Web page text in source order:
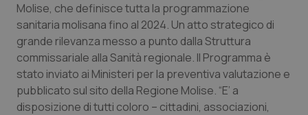
Friuli Venezia Giulia
Lazio
Liguria
Dermatite Atopica
Diabete & glucometri
Disturbi dell’umore
Molise, che definisce tutta la programmazione
sanitaria molisana fino al 2024. Un atto strategico di
grande rilevanza messo a punto dalla Struttura
commissariale alla Sanità regionale. Il Programma è
stato inviato ai Ministeri per la preventiva valutazione e
pubblicato sul sito della Regione Molise. “E’ a
disposizione di tutti coloro – cittadini, associazioni,